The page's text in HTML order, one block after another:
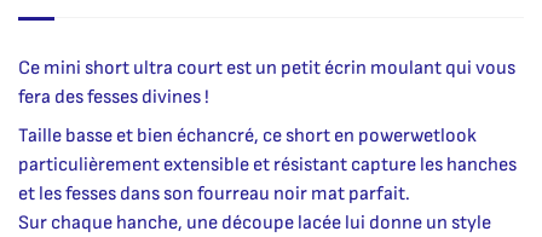
Ce mini short ultra court est un petit écrin moulant qui vous
fera des fesses divines !
Taille basse et bien échancré, ce short en powerwetlook
particulièrement extensible et résistant capture les hanches
et les fesses dans son fourreau noir mat parfait.
Sur chaque hanche, une découpe lacée lui donne un style